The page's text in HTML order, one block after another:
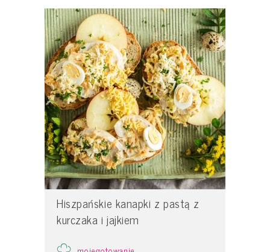
Hiszpańskie kanapki z pastą z
kurczaka i jajkiem